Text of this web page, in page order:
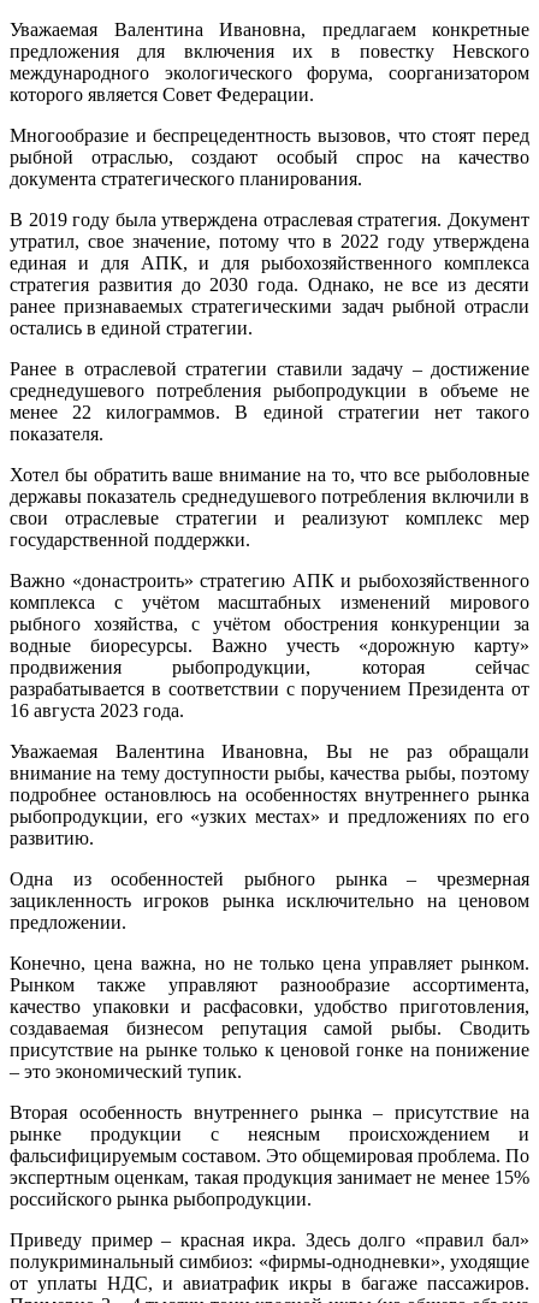
Уважаемая Валентина Ивановна, предлагаем конкретные
предложения для включения их в повестку Невского
международного экологического форума, соорганизатором
которого является Совет Федерации.
Многообразие и беспрецедентность вызовов, что стоят перед
рыбной отраслью, создают особый спрос на качество
документа стратегического планирования.
В 2019 году была утверждена отраслевая стратегия. Документ
утратил, свое значение, потому что в 2022 году утверждена
единая и для АПК, и для рыбохозяйственного комплекса
стратегия развития до 2030 года. Однако, не все из десяти
ранее признаваемых стратегическими задач рыбной отрасли
остались в единой стратегии.
Ранее в отраслевой стратегии ставили задачу – достижение
среднедушевого потребления рыбопродукции в объеме не
менее 22 килограммов. В единой стратегии нет такого
показателя.
Хотел бы обратить ваше внимание на то, что все рыболовные
державы показатель среднедушевого потребления включили в
свои отраслевые стратегии и реализуют комплекс мер
государственной поддержки.
Важно «донастроить» стратегию АПК и рыбохозяйственного
комплекса с учётом масштабных изменений мирового
рыбного хозяйства, с учётом обострения конкуренции за
водные биоресурсы. Важно учесть «дорожную карту»
продвижения рыбопродукции, которая сейчас
разрабатывается в соответствии с поручением Президента от
16 августа 2023 года.
Уважаемая Валентина Ивановна, Вы не раз обращали
внимание на тему доступности рыбы, качества рыбы, поэтому
подробнее остановлюсь на особенностях внутреннего рынка
рыбопродукции, его «узких местах» и предложениях по его
развитию.
Одна из особенностей рыбного рынка – чрезмерная
зацикленность игроков рынка исключительно на ценовом
предложении.
Конечно, цена важна, но не только цена управляет рынком.
Рынком также управляют разнообразие ассортимента,
качество упаковки и расфасовки, удобство приготовления,
создаваемая бизнесом репутация самой рыбы. Сводить
присутствие на рынке только к ценовой гонке на понижение
– это экономический тупик.
Вторая особенность внутреннего рынка – присутствие на
рынке продукции с неясным происхождением и
фальсифицируемым составом. Это общемировая проблема. По
экспертным оценкам, такая продукция занимает не менее 15%
российского рынка рыбопродукции.
Приведу пример – красная икра. Здесь долго «правил бал»
полукриминальный симбиоз: «фирмы-однодневки», уходящие
от уплаты НДС, и авиатрафик икры в багаже пассажиров.